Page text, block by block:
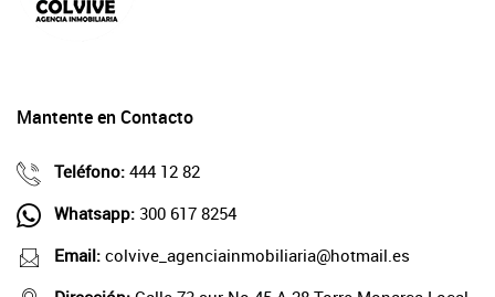
Mantente en Contacto
Teléfono: 444 12 82
Whatsapp: 300 617 8254
Email: colvive_agenciainmobiliaria@hotmail.es